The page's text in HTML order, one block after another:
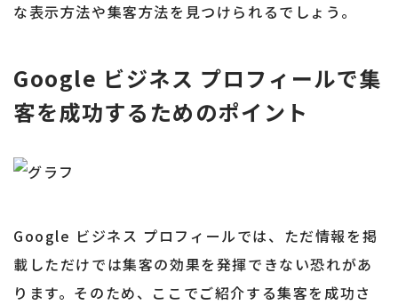
な表示方法や集客方法を見つけられるでしょう。
Google ビジネス プロフィールで集
客を成功するためのポイント
Google ビジネス プロフィールでは、ただ情報を掲
載しただけでは集客の効果を発揮できない恐れがあ
ります。そのため、ここでご紹介する集客を成功さ